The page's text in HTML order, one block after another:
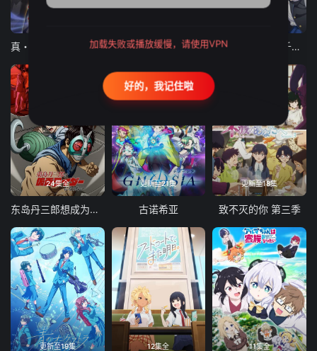
真・进化果 实不知不觉踏上胜利的人生 东京猫猫 NEW～♡ 弹珠汽水瓶里的千岁同学
24集全
东岛丹三郎想成为假面骑士
更新至21集
古诺希亚
更新至18集
致不灭的你 第三季
更新至19集 12集全 11集全
加载失败或播放缓慢，请使用VPN
好的，我记住啦